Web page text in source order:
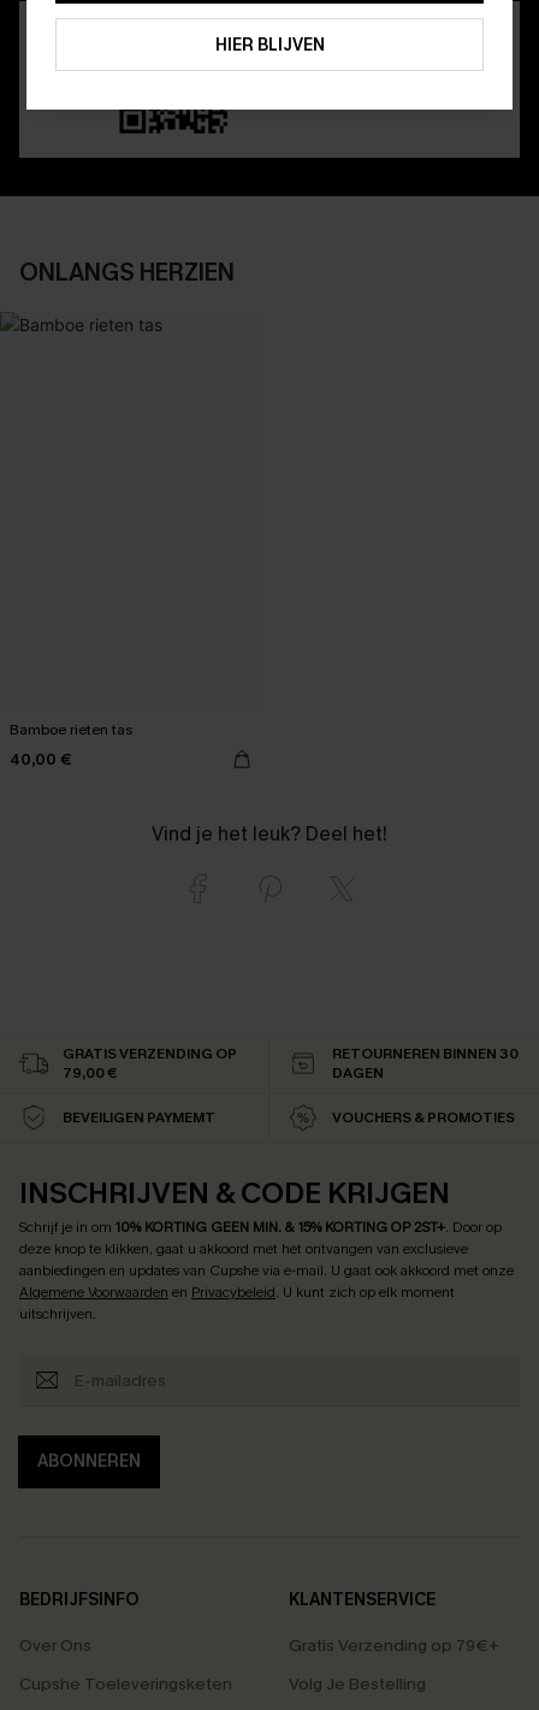
ONLANGS HERZIEN
Bamboe rieten tas
40,00 €
Vind je het leuk? Deel het!
HIER BLIJVEN
GRATIS VERZENDING OP
79,00 €
RETOURNEREN BINNEN 30
DAGEN
BEVEILIGEN PAYMEMT VOUCHERS & PROMOTIES
INSCHRIJVEN & CODE KRIJGEN
Schrijf je in om 10% KORTING GEEN MIN. & 15% KORTING OP 2ST+. Door op
deze knop te klikken, gaat u akkoord met het ontvangen van exclusieve
aanbiedingen en updates van Cupshe via e-mail. U gaat ook akkoord met onze
Algemene Voorwaarden en Privacybeleid. U kunt zich op elk moment
uitschrijven.
ABONNEREN
BEDRIJFSINFO
Over Ons
Cupshe Toeleveringsketen
KLANTENSERVICE
Gratis Verzending op 79€+
Volg Je Bestelling
ABONNEREN